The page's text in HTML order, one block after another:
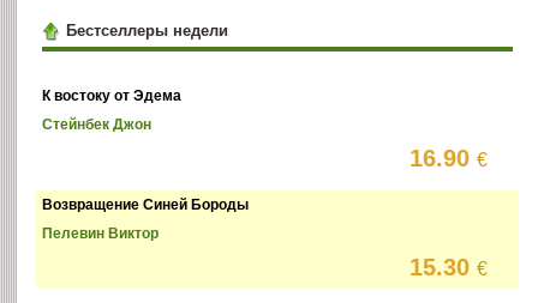
Бестселлеры недели
К востоку от Эдема
Стейнбек Джон
16.90€
Возвращение Синей Бороды
Пелевин Виктор
15.30€